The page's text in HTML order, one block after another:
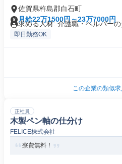
佐賀県杵島郡白石町
月給22万1500円～23万7000円
求める人材: 介護職・ヘルパー
即日勤務OK
この企業の類似
正社員
木製ペン軸の仕分け
FELICE株式会社
寮費無料！